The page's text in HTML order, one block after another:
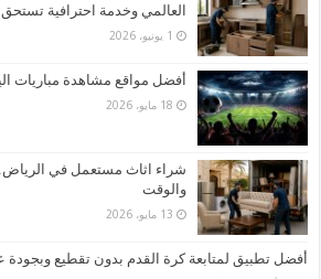
العالمي وخدمة احترافية تستحق
1 يونيو، 2026
أفضل مواقع مشاهدة مباريات
18 مايو، 2026
شراء اثاث مستعمل في
والوقت
13 مايو، 2026
أفضل تطبيق لمتابعة كرة القدم بدون تقطيع وبجودة